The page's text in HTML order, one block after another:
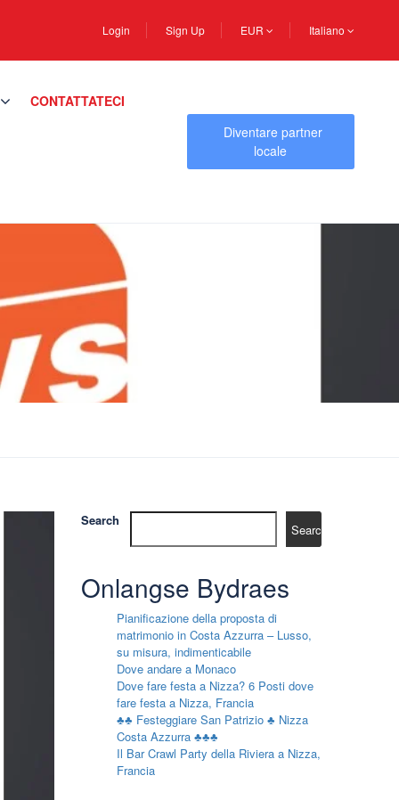
Login Sign Up EUR Italiano
CONTATTATECI
Diventare partner
locale
Search
Search
Onlangse Bydraes
Pianificazione della proposta di
matrimonio in Costa Azzurra – Lusso,
su misura, indimenticabile
Dove andare a Monaco
Dove fare festa a Nizza? 6 Posti dove
fare festa a Nizza, Francia
♣♣ Festeggiare San Patrizio ♣ Nizza
Costa Azzurra ♣♣♣
Il Bar Crawl Party della Riviera a Nizza,
Francia